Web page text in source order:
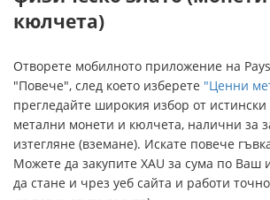
кюлчета)
Отворете мобилното приложение на
"Повече", след което изберете "Ценни
прегледайте широкия избор от
метални монети и кюлчета, налични за
изтегляне (вземане). Искате повече
Можете да закупите XAU за сума по Ваш
да стане и чрез уеб сайта и работи